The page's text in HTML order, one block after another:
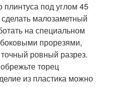
плинтуса под углом 45
малозаметный
на специальном
прорезями,
ровный разрез.
торец
из пластика можно